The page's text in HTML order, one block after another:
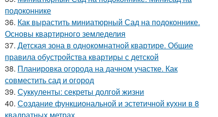
подоконнике
36. Как вырастить миниатюрный Сад на подоконнике.
Основы квартирного земледелия
37. Детская зона в однокомнатной квартире. Общие
правила обустройства квартиры с детской
38. Планировка огорода на дачном участке. Как
совместить сад и огород
39. Суккуленты: секреты долгой жизни
40. Создание функциональной и эстетичной кухни в 8
квадратных метрах